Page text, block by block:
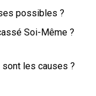
possibles ?
Soi-Même ?
les causes ?